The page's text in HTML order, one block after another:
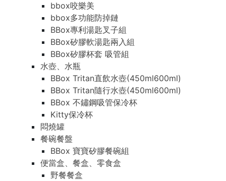
bbox咬樂美
bbox多功能防掉鏈
BBox專利湯匙叉子組
BBox矽膠軟湯匙兩入組
BBox矽膠杯套 吸管組
水壺、水瓶
BBox Tritan直飲水壺(450ml600ml)
BBox Tritan隨行水壺(450ml600ml)
BBox 不鏽鋼吸管保冷杯
Kitty保冷杯
悶燒罐
餐碗餐盤
BBox 寶寶矽膠餐碗組
便當盒、餐盒、零食盒
野餐餐盒